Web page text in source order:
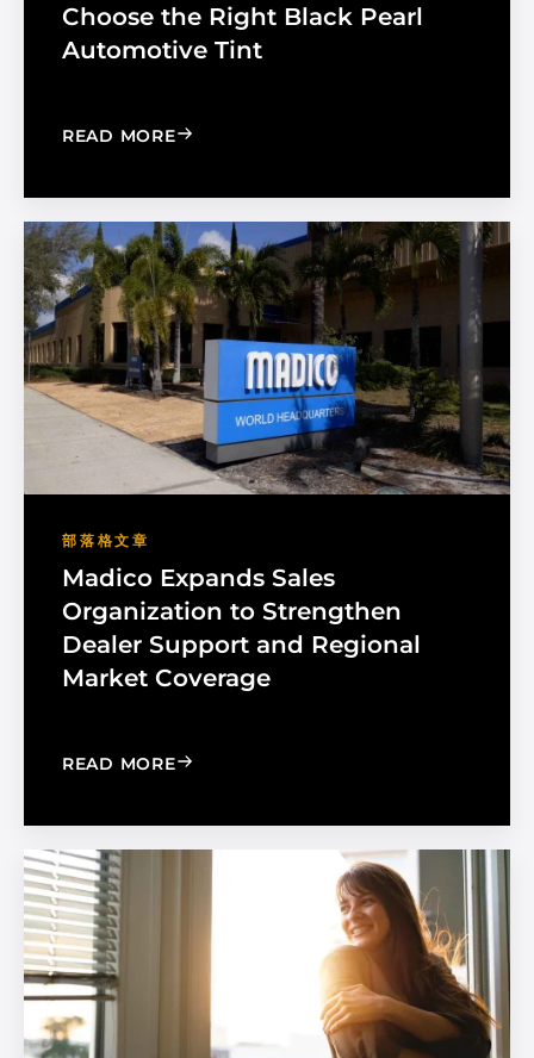
Choose the Right Black Pearl
Automotive Tint
READ MORE: CHOOSE THE RIGHT BLACK PEARL
部落格文章
Madico Expands Sales
Organization to Strengthen
Dealer Support and Regional
Market Coverage
READ MORE: MADICO EXPANDS SALES